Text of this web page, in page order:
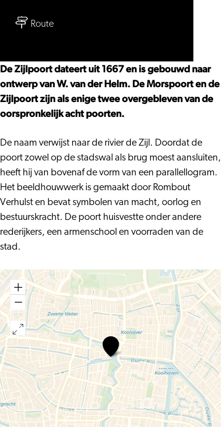
Routenaar
De Zijlpoort dateert uit 1667 en is gebouwd naar
ontwerp van W. van der Helm. De Morspoort en de
Zijlpoort zijn als enige twee overgebleven van de
oorspronkelijk acht poorten.
De naam verwijst naar de rivier de Zijl. Doordat de
poort zowel op de stadswal als brug moest aansluiten,
heeft hij van bovenaf de vorm van een parallellogram.
Het beeldhouwwerk is gemaakt door Rombout
Verhulst en bevat symbolen van macht, oorlog en
bestuurskracht. De poort huisvestte onder andere
rederijkers, een armenschool en voorraden van de
stad.
Zijlpoort